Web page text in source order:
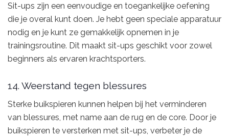
Sit-ups zijn een eenvoudige en toegankelijke oefening
die je overal kunt doen. Je hebt geen speciale apparatuur
nodig en je kunt ze gemakkelijk opnemen in je
trainingsroutine. Dit maakt sit-ups geschikt voor zowel
beginners als ervaren krachtsporters.
14. Weerstand tegen blessures
Sterke buikspieren kunnen helpen bij het verminderen
van blessures, met name aan de rug en de core. Door je
buikspieren te versterken met sit-ups, verbeter je de